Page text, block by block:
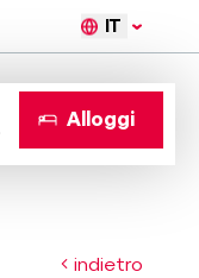
IT
Alloggi
indietro